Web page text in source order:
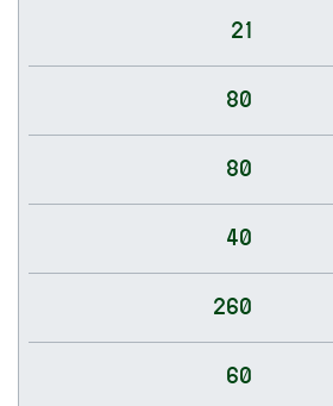
21
80
80
40
260
60